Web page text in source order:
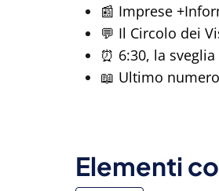
📰 Imprese
💬 Il Circolo dei
⏰ 6:30, la
📖 Ultimo
Elementi